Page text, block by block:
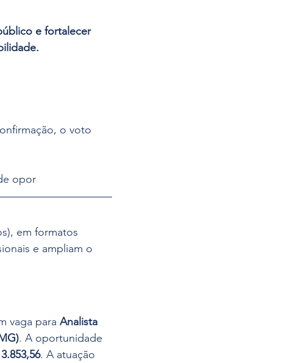
e fortalecer
o voto
opor
em formatos
e ampliam o
vaga para Analista
. A oportunidade
. A atuação